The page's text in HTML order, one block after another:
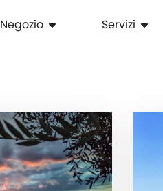
Negozio Servizi